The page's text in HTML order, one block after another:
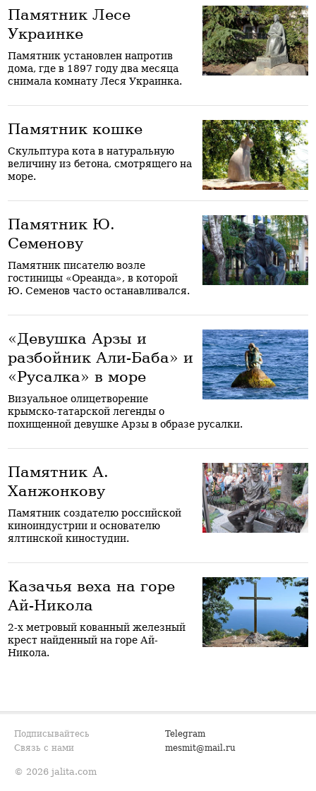
Памятник Лесе
Украинке
Памятник установлен напротив
дома, где в 1897 году два месяца
снимала комнату Леся Украинка.
Памятник кошке
Скульптура кота в натуральную
величину из бетона, смотрящего на
море.
Памятник Ю.
Семенову
Памятник писателю возле
гостиницы «Ореанда», в которой
Ю. Семенов часто останавливался.
«Девушка Арзы и
разбойник Али-Баба» и
«Русалка» в море
Визуальное олицетворение
крымско-татарской легенды о
похищенной девушке Арзы в образе русалки.
Памятник А.
Ханжонкову
Памятник создателю российской
киноиндустрии и основателю
ялтинской киностудии.
Казачья веха на горе
Ай-Никола
2-х метровый кованный железный
крест найденный на горе Ай-
Никола.
Подписывайтесь
Telegram
Связь с нами
mesmit@mail.ru
© 2026 jalita.com